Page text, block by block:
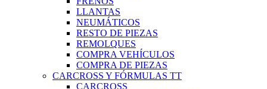
LLANTAS
NEUMÁTICOS
RESTO DE PIEZAS
REMOLQUES
COMPRA VEHÍCULOS
COMPRA DE PIEZAS
CARCROSS Y FÓRMULAS TT
CARCROSS